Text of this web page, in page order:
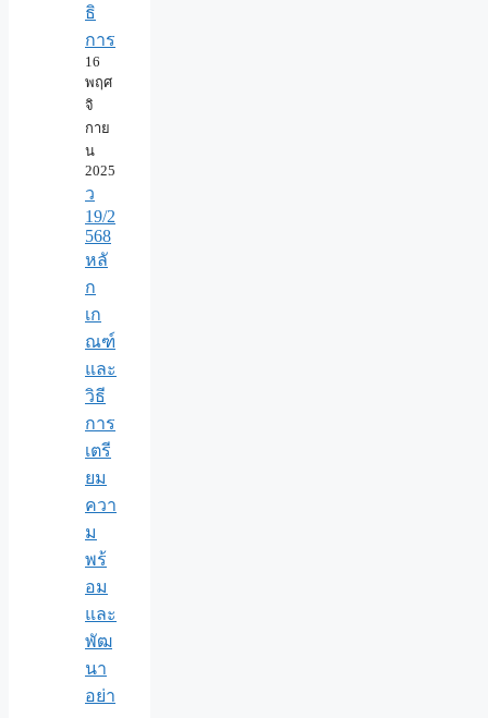
ธิ
การ
16
พฤศ
จิ
กาย
น
2025
ว
19/2
568
หลั
ก
เก
ณฑ์
และ
วิธี
การ
เตรี
ยม
ควา
ม
พร้
อม
และ
พัฒ
นา
อย่า